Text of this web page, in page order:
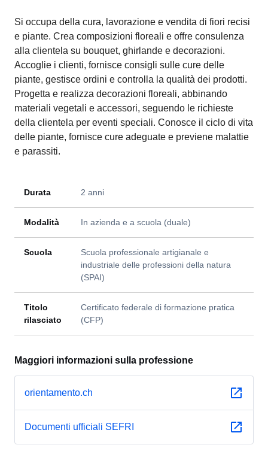
Si occupa della cura, lavorazione e vendita di fiori recisi
e piante. Crea composizioni floreali e offre consulenza
alla clientela su bouquet, ghirlande e decorazioni.
Accoglie i clienti, fornisce consigli sulle cure delle
piante, gestisce ordini e controlla la qualità dei prodotti.
Progetta e realizza decorazioni floreali, abbinando
materiali vegetali e accessori, seguendo le richieste
della clientela per eventi speciali. Conosce il ciclo di vita
delle piante, fornisce cure adeguate e previene malattie
e parassiti.
Durata 2 anni
Modalità In azienda e a scuola (duale)
Scuola
Scuola professionale artigianale e
industriale delle professioni della natura
(SPAI)
Titolo
rilasciato
Certificato federale di formazione pratica
(CFP)
Maggiori informazioni sulla professione
orientamento.ch
Documenti ufficiali SEFRI